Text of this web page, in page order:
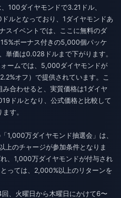
100ダイヤモンドで3.21ドル、
ルとなっており、1ダイヤモンドあ
スイベントでは、ここに無料のダ
ボーナス付きの5,000個パッケ
単価は0.028ドルまで下がります。
ームでは、5,000ダイヤモンドが
オフ）で提供されています。こ
合わせると、実質価格は1ダイヤ
ドルとなり、公式価格と比較して
す。
1,000万ダイヤモンド抽選会」は、
上のチャージが参加条件となりま
、1,000万ダイヤモンドが付与され
っては、2,000%以上のリターンを
、火曜日から木曜日にかけて6〜